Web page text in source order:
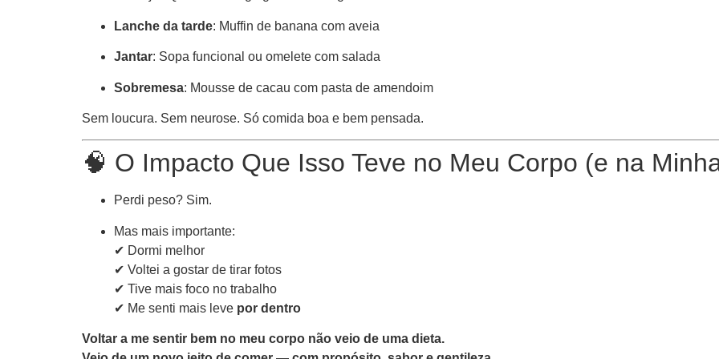
Lanche da tarde: Muffin de banana com aveia
Jantar: Sopa funcional ou omelete com salada
Sobremesa: Mousse de cacau com pasta de amendoim
Sem loucura. Sem neurose. Só comida boa e bem pensada.
🧠 O Impacto Que Isso Teve no Meu Corpo (e na
Perdi peso? Sim.
Mas mais importante:
✔ Dormi melhor
✔ Voltei a gostar de tirar fotos
✔ Tive mais foco no trabalho
✔ Me senti mais leve por dentro
Voltar a me sentir bem no meu corpo não veio de uma dieta.